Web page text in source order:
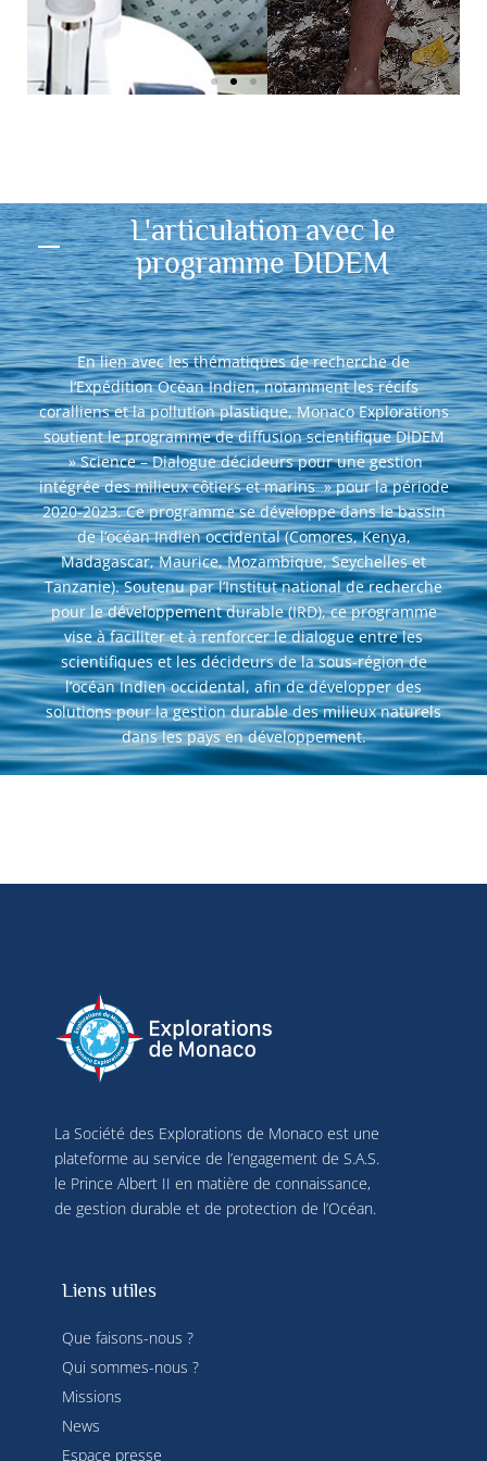
L'articulation avec le
programme DIDEM
En lien avec les thématiques de recherche de
l’Expédition Océan Indien, notamment les récifs
coralliens et la pollution plastique, Monaco Explorations
soutient le programme de diffusion scientifique DIDEM
» Science – Dialogue décideurs pour une gestion
intégrée des milieux côtiers et marins » pour la période
2020-2023. Ce programme se développe dans le bassin
de l’océan Indien occidental (Comores, Kenya,
Madagascar, Maurice, Mozambique, Seychelles et
Tanzanie). Soutenu par l’Institut national de recherche
pour le développement durable (IRD), ce programme
vise à faciliter et à renforcer le dialogue entre les
scientifiques et les décideurs de la sous-région de
l’océan Indien occidental, afin de développer des
solutions pour la gestion durable des milieux naturels
dans les pays en développement.
La Société des Explorations de Monaco est une
plateforme au service de l’engagement de S.A.S.
le Prince Albert II en matière de connaissance,
de gestion durable et de protection de l’Océan.
Liens utiles
Que faisons-nous ?
Qui sommes-nous ?
Missions
News
Espace presse